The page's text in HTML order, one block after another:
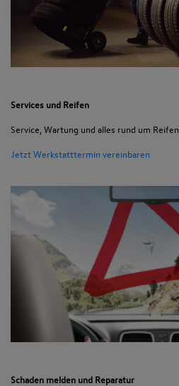
Services und Reifen
Service, Wartung und alles rund um Reifen
Jetzt Werkstatttermin vereinbaren
Schaden melden und Reparatur